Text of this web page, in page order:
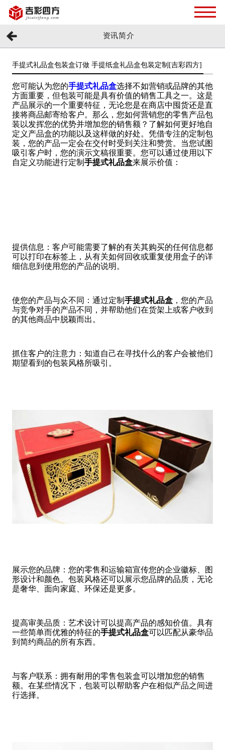
资讯简介
手提式礼品盒包装盒订做 手提纸盒礼品盒包装定制[吉彩四方]
您可能认为您的手提式礼品盒选择不如营销或品牌的其他
方面重要，但包装可能是具有价值的销售工具之一。这是
产品展示的一个重要特征，无论您是在商店中囤货还是直
接将商品邮寄给客户。那么，您如何营销您的零售产品包
装以发挥您的优势并增加您的销售额？了解如何更好地自
定义产品盒的功能以及这样做的好处。凭借专注的定制包
装，您的产品一定会在交付时受到关注和赞赏。当您试图
吸引客户时，您的演示文稿很重要。您可以通过使用以下
自定义功能进行定制 手提式礼品盒来展示价值：
提供信息：客户可能需要了解的有关其购买的任何信息都
可以打印在标签上，从有关如何回收或重复使用盒子的详
细信息到使用您的产品的说明。
使您的产品与众不同：通过定制 手提式礼品盒，您的产品
与竞争对手的产品不同，并帮助他们在货架上或客户收到
的其他商品中脱颖而出。
抓住客户的注意力：知道自己在寻找什么的客户会被他们
期望看到的包装风格所吸引。
展示您的品牌：您的零售和运输箱宣传您的企业徽标、图
形设计和颜色。包装风格还可以展示您品牌的品质，无论
是奢华、面向家庭、环保还是更多。
提高审美品质：艺术设计可以提高产品的感知价值。具有
一些简单而优雅的特征的手提式礼品盒可以匹配从豪华品
到简约商品的所有东西。
与客户联系：拥有耐用的零售包装盒可以增加您的销售
额。在某些情况下，包装可以帮助客户在相似产品之间进
行选择。